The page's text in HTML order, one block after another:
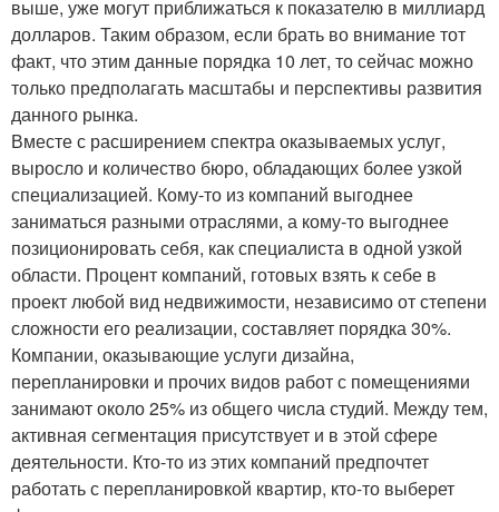
выше, уже могут приближаться к показателю в миллиард
долларов. Таким образом, если брать во внимание тот
факт, что этим данные порядка 10 лет, то сейчас можно
только предполагать масштабы и перспективы развития
данного рынка.
Вместе с расширением спектра оказываемых услуг,
выросло и количество бюро, обладающих более узкой
специализацией. Кому-то из компаний выгоднее
заниматься разными отраслями, а кому-то выгоднее
позиционировать себя, как специалиста в одной узкой
области. Процент компаний, готовых взять к себе в
проект любой вид недвижимости, независимо от степени
сложности его реализации, составляет порядка 30%.
Компании, оказывающие услуги дизайна,
перепланировки и прочих видов работ с помещениями
занимают около 25% из общего числа студий. Между тем,
активная сегментация присутствует и в этой сфере
деятельности. Кто-то из этих компаний предпочтет
работать с перепланировкой квартир, кто-то выберет